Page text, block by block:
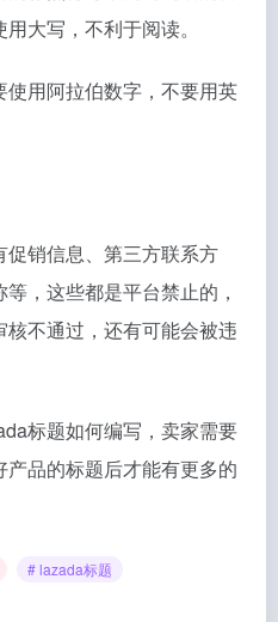
大写，不利于阅读。
用阿拉伯数字，不要用英
销信息、第三方联系方
，这些都是平台禁止的，
不通过，还有可能会被违
标题如何编写，卖家需要
品的标题后才能有更多的
# lazada标题